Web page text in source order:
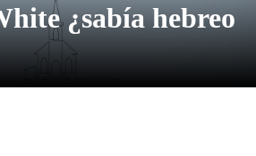
¿sabía hebreo